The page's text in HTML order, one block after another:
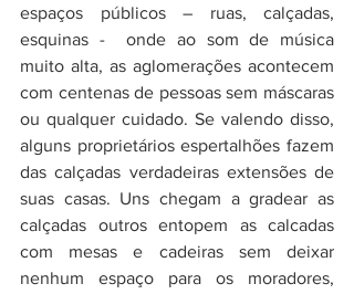
espaços públicos – ruas, calçadas,
esquinas -  onde ao som de música
muito alta, as aglomerações acontecem
com centenas de pessoas sem máscaras
ou qualquer cuidado. Se valendo disso,
alguns proprietários espertalhões fazem
das calçadas verdadeiras extensões de
suas casas. Uns chegam a gradear as
calçadas outros entopem as calcadas
com mesas e cadeiras sem deixar
nenhum espaço para os moradores,